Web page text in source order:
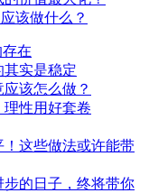
该做什么？
在
其实是稳定
该怎么做？
理性用好套卷
这些做法或许能带
的日子，终将带你